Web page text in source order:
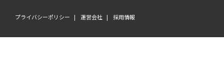
プライバシーポリシー 運営会社 採用情報